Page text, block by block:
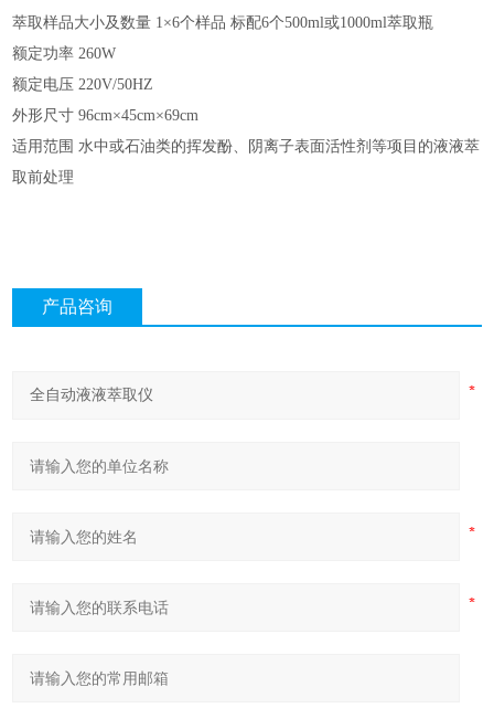
萃取样品大小及数量 1×6个样品 标配6个500ml或1000ml萃取瓶
额定功率 260W
额定电压 220V/50HZ
外形尺寸 96cm×45cm×69cm
适用范围 水中或石油类的挥发酚、阴离子表面活性剂等项目的液液萃
取前处理
产品咨询